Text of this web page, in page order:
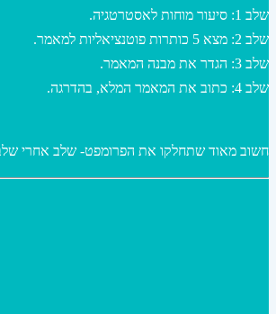
שלב 1: סיעור מוחות לאסטרטגיה.
שלב 2: מצא 5 כותרות פוטנציאליות למאמר.
שלב 3: הגדר את מבנה המאמר.
שלב 4: כתוב את המאמר המלא, בהדרגה.
חשוב מאוד שתחלקו את הפרומפט- שלב אחרי שלב